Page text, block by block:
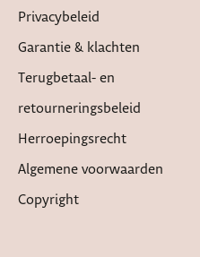
Privacybeleid
Garantie & klachten
Terugbetaal- en
retourneringsbeleid
Herroepingsrecht
Algemene voorwaarden
Copyright